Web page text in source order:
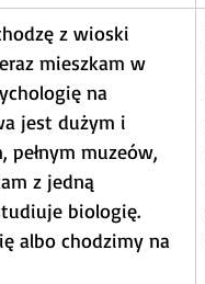
z wioski
mieszkam w
na
jest dużym i
pełnym muzeów,
z jedną
biologię.
albo chodzimy na